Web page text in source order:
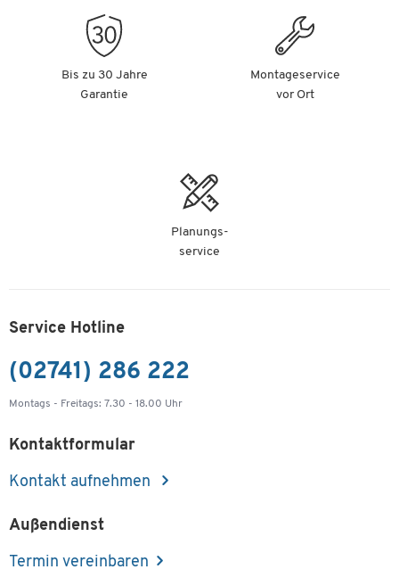
Bis zu 30 Jahre
Garantie
Montageservice
vor Ort
Planungs-
service
Service Hotline
(02741) 286 222
Montags - Freitags: 7.30 - 18.00 Uhr
Kontaktformular
Kontakt aufnehmen
Außendienst
Termin vereinbaren